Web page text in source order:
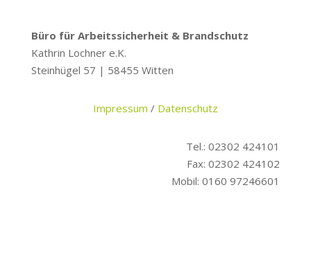
Büro für Arbeitssicherheit & Brandschutz
Kathrin Lochner e.K.
Steinhügel 57 | 58455 Witten
Impressum / Datenschutz
Tel.: 02302 424101
Fax: 02302 424102
Mobil: 0160 97246601